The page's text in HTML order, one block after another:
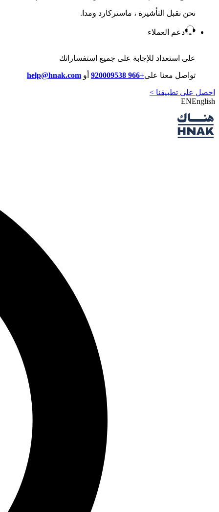
نحن نقبل التأشيرة ، ماستركارد ومدا.
دعم العملاء
على استعداد للإجابة على جميع استفساراتك
تواصل معنا على+966 920009538 أو help@hnak.com
احصل على تطبيقنا >
ENEnglish